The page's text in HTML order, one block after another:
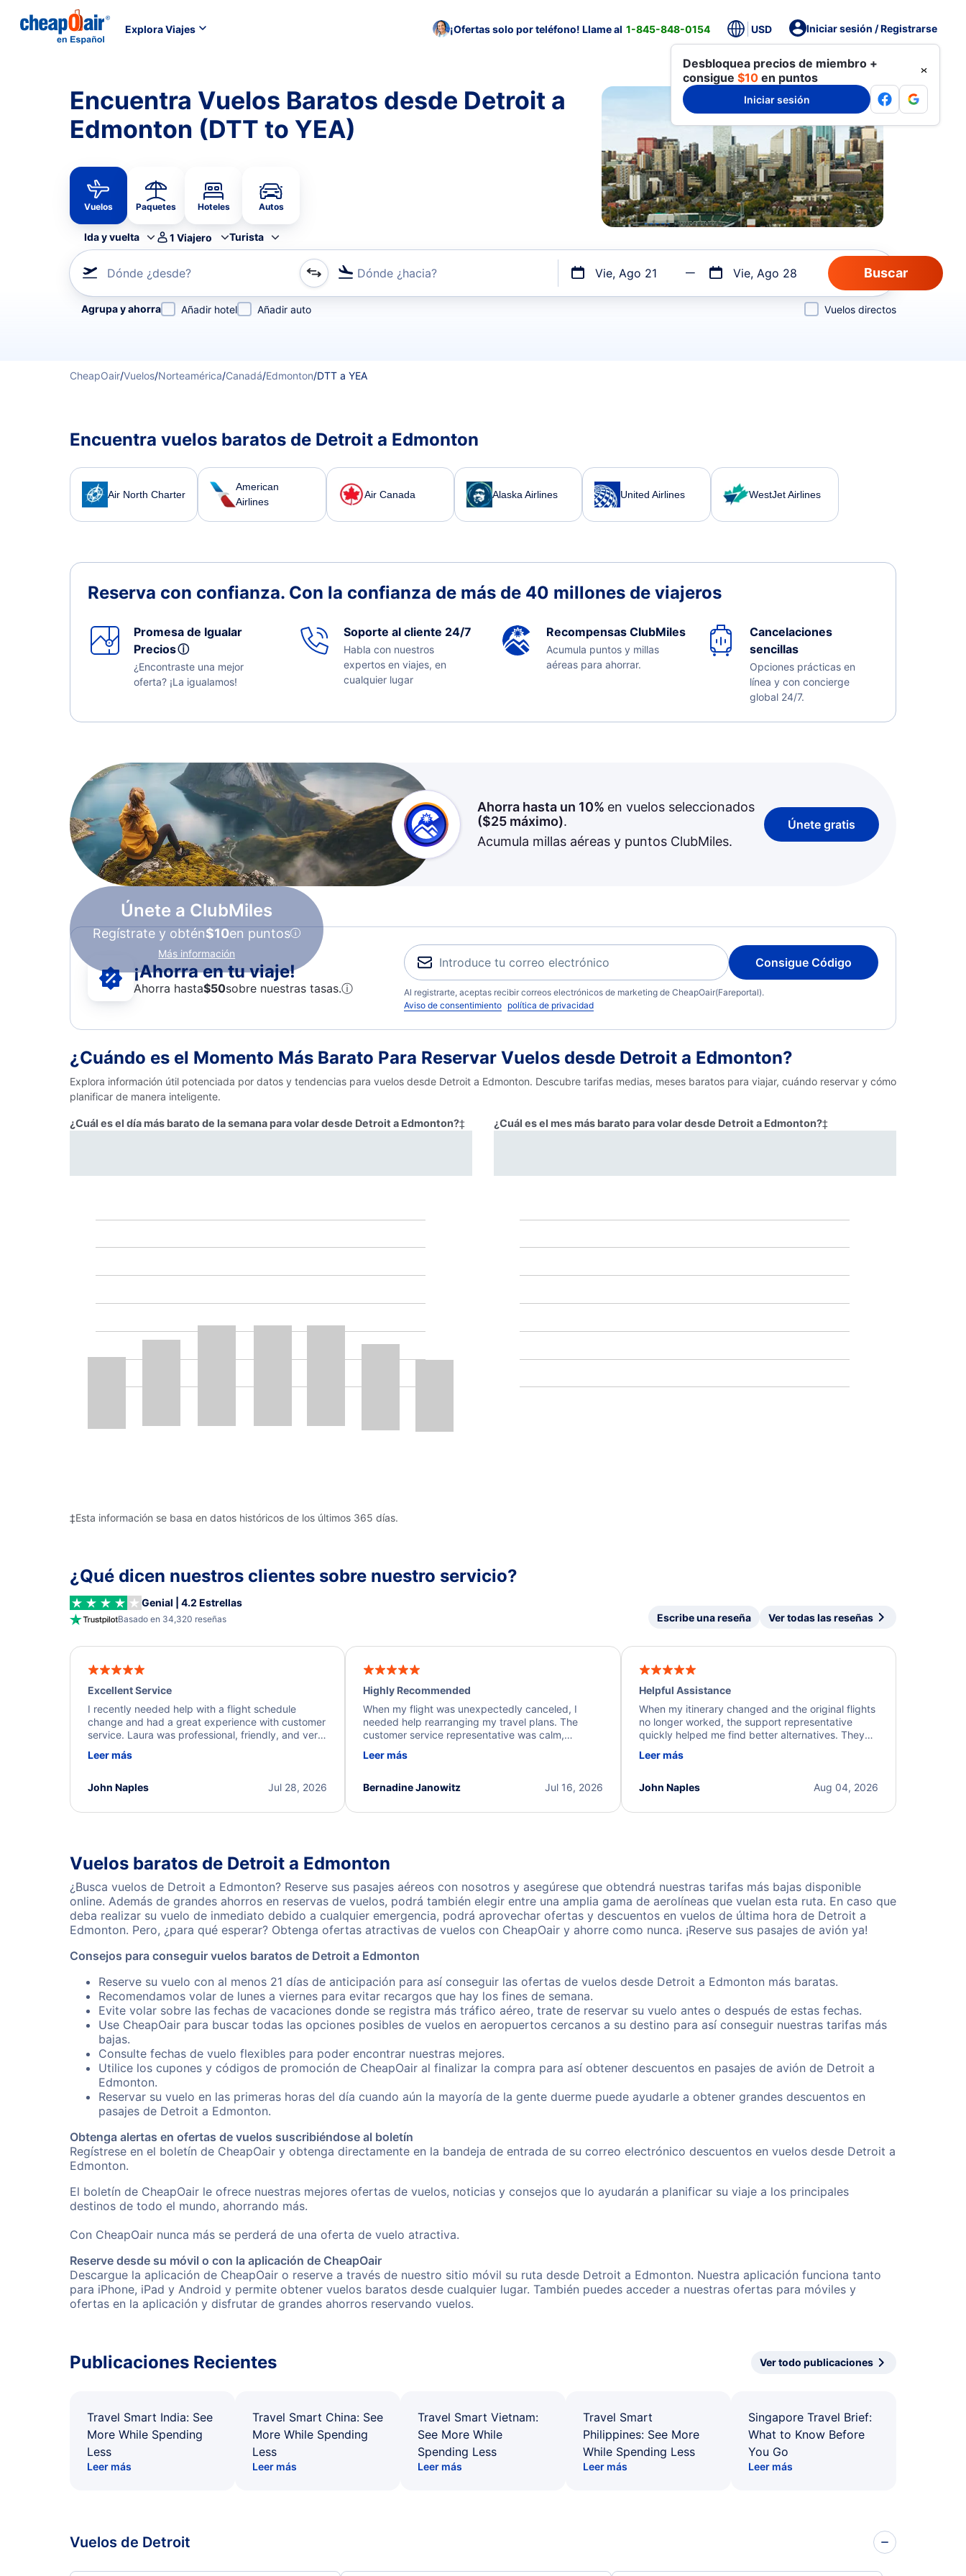
Explora Viajes ¡Ofertas solo por teléfono! Llame al 1-845-848-0154 USD Iniciar sesión / Registrarse
Desbloquea precios de miembro +
consigue $10 en puntos
Iniciar sesión
Encuentra Vuelos Baratos desde Detroit a
Edmonton (DTT to YEA)
Vuelos Paquetes Hoteles Autos
Ida y vuelta 1 Viajero Turista
Dónde ¿desde? Dónde ¿hacia? Vie, Ago 21 Vie, Ago 28
Refina tu búsqueda por aerolínea, por ciudad o aeropuerto o por vuelos directos
Agrupa y ahorra Añadir hotel Añadir auto Vuelos directos
CheapOair/Vuelos/Norteamérica/Canadá/Edmonton/DTT a YEA
Encuentra vuelos baratos de Detroit a Edmonton
Air North Charter
American
Airlines
Air Canada Alaska Airlines United Airlines WestJet Airlines
Reserva con confianza. Con la confianza de más de 40 millones de viajeros
Promesa de Igualar
Preciosⓘ
¿Encontraste una mejor
oferta? ¡La igualamos!
Soporte al cliente 24/7
Habla con nuestros
expertos en viajes, en
cualquier lugar
Recompensas ClubMiles
Acumula puntos y millas
aéreas para ahorrar.
Cancelaciones
sencillas
Opciones prácticas en
línea y con concierge
global 24/7.
Únete a ClubMiles
Regístrate y obtén$10en puntos
Más información
Ahorra hasta un 10% en vuelos seleccionados
($25máximo).
Acumula millas aéreas y puntos ClubMiles.
Únete gratis
¡Ahorra en tu viaje!
Ahorra hasta$50sobre nuestras tasas.ⓘ
Consigue Código
Al registrarte, aceptas recibir correos electrónicos de marketing de CheapOair(Fareportal).
Aviso de consentimiento política de privacidad
¿Cuándo es el Momento Más Barato Para Reservar Vuelos desde Detroit a Edmonton?
Explora información útil potenciada por datos y tendencias para vuelos desde Detroit a Edmonton. Descubre tarifas medias, meses baratos para viajar, cuándo reservar y cómo
planificar de manera inteligente.
¿Cuál es el día más barato de la semana para volar desde Detroit a Edmonton?‡ ¿Cuál es el mes más barato para volar desde Detroit a Edmonton?‡
‡Esta información se basa en datos históricos de los últimos 365 días.
¿Qué dicen nuestros clientes sobre nuestro servicio?
Genial | 4.2 Estrellas
Basado en 34,320 reseñas Escribe una reseña Ver todas las reseñas
Excellent Service
I recently needed help with a flight schedule
change and had a great experience with customer
service. Laura was professional, friendly, and very
a solution and kept me informed of the next steps.
Leer más
Jul 28, 2026
John Naples
Highly Recommended
When my flight was unexpectedly canceled, I
needed help rearranging my travel plans. The
customer service representative was calm,
process. They quickly found alternative flight
I truly appreciate the excellent support and
Leer más
Jul 16, 2026
Bernadine Janowitz
Helpful Assistance
When my itinerary changed and the original flights
no longer worked, the support representative
quickly helped me find better alternatives. They
beyond to resolve the issue. I'm grateful for the
Leer más
Aug 04, 2026
John Naples
Vuelos baratos de Detroit a Edmonton
¿Busca vuelos de Detroit a Edmonton? Reserve sus pasajes aéreos con nosotros y asegúrese que obtendrá nuestras tarifas más bajas disponible
online. Además de grandes ahorros en reservas de vuelos, podrá también elegir entre una amplia gama de aerolíneas que vuelan esta ruta. En caso que
deba realizar su vuelo de inmediato debido a cualquier emergencia, podrá aprovechar ofertas y descuentos en vuelos de última hora de Detroit a
Edmonton. Pero, ¿para qué esperar? Obtenga ofertas atractivas de vuelos con CheapOair y ahorre como nunca. ¡Reserve sus pasajes de avión ya!
Consejos para conseguir vuelos baratos de Detroit a Edmonton
Reserve su vuelo con al menos 21 días de anticipación para así conseguir las ofertas de vuelos desde Detroit a Edmonton más baratas.
Recomendamos volar de lunes a viernes para evitar recargos que hay los fines de semana.
Evite volar sobre las fechas de vacaciones donde se registra más tráfico aéreo, trate de reservar su vuelo antes o después de estas fechas.
Use CheapOair para buscar todas las opciones posibles de vuelos en aeropuertos cercanos a su destino para así conseguir nuestras tarifas más
bajas.
Consulte fechas de vuelo flexibles para poder encontrar nuestras mejores.
Utilice los cupones y códigos de promoción de CheapOair al finalizar la compra para así obtener descuentos en pasajes de avión de Detroit a
Edmonton.
Reservar su vuelo en las primeras horas del día cuando aún la mayoría de la gente duerme puede ayudarle a obtener grandes descuentos en
pasajes de Detroit a Edmonton.
Obtenga alertas en ofertas de vuelos suscribiéndose al boletín
Regístrese en el boletín de CheapOair y obtenga directamente en la bandeja de entrada de su correo electrónico descuentos en vuelos desde Detroit a
Edmonton.
El boletín de CheapOair le ofrece nuestras mejores ofertas de vuelos, noticias y consejos que lo ayudarán a planificar su viaje a los principales
destinos de todo el mundo, ahorrando más.
Con CheapOair nunca más se perderá de una oferta de vuelo atractiva.
Reserve desde su móvil o con la aplicación de CheapOair
Descargue la aplicación de CheapOair o reserve a través de nuestro sitio móvil su ruta desde Detroit a Edmonton. Nuestra aplicación funciona tanto
para iPhone, iPad y Android y permite obtener vuelos baratos desde cualquier lugar. También puedes acceder a nuestras ofertas para móviles y
ofertas en la aplicación y disfrutar de grandes ahorros reservando vuelos.
Publicaciones Recientes Ver todo publicaciones
Travel Smart India: See
More While Spending
Less
Leer más
Travel Smart China: See
More While Spending
Less
Leer más
Travel Smart Vietnam:
See More While
Spending Less
Leer más
Travel Smart
Philippines: See More
While Spending Less
Leer más
Singapore Travel Brief:
What to Know Before
You Go
Leer más
Vuelos de Detroit